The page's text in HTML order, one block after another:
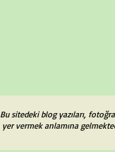
Bu sitedeki blog yazıları,
yer vermek anlamına